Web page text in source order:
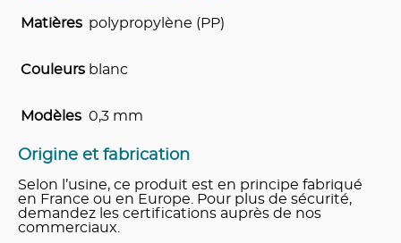
Matières polypropylène (PP)
Couleurs blanc
Modèles 0,3 mm
Origine et fabrication
Selon l’usine, ce produit est en principe fabriqué
en France ou en Europe. Pour plus de sécurité,
demandez les certifications auprès de nos
commerciaux.